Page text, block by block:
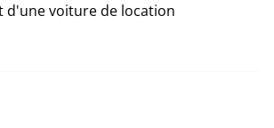
d'une voiture de location